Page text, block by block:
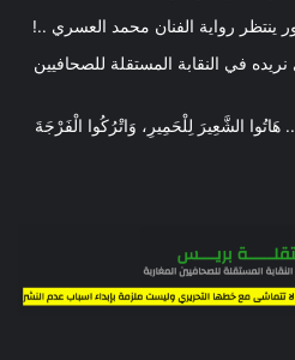
ينتظر رواية الفنان محمد العسري ..!
في النقابة المستقلة للصحافيين
هَاتُوا الشَّعِيرَ لِلْحَمِيرِ، وَاتْرُكُوا الْفَرْجَةَ